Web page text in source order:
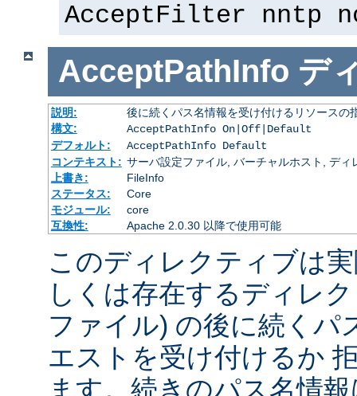
AcceptFilter nntp
AcceptPathInfo デ
説明:
後に続くパス名情報を受け付けるリソースの
構文:
AcceptPathInfo On|Off|Default
デフォルト:
AcceptPathInfo Default
コンテキスト: サーバ設定ファイル, バーチャルホスト, ディ
上書き:
FileInfo
ステータス:
Core
モジュール:
core
互換性:
Apache 2.0.30 以降で使用可能
このディレクティブは
しくは存在するディレ
ファイル) の後に続くパ
エストを受け付けるか
ます。続きのパス名情